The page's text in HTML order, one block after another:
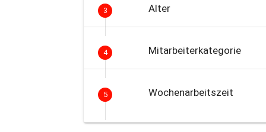
3 Alter
4 Mitarbeiterkategorie
5 Wochenarbeitszeit